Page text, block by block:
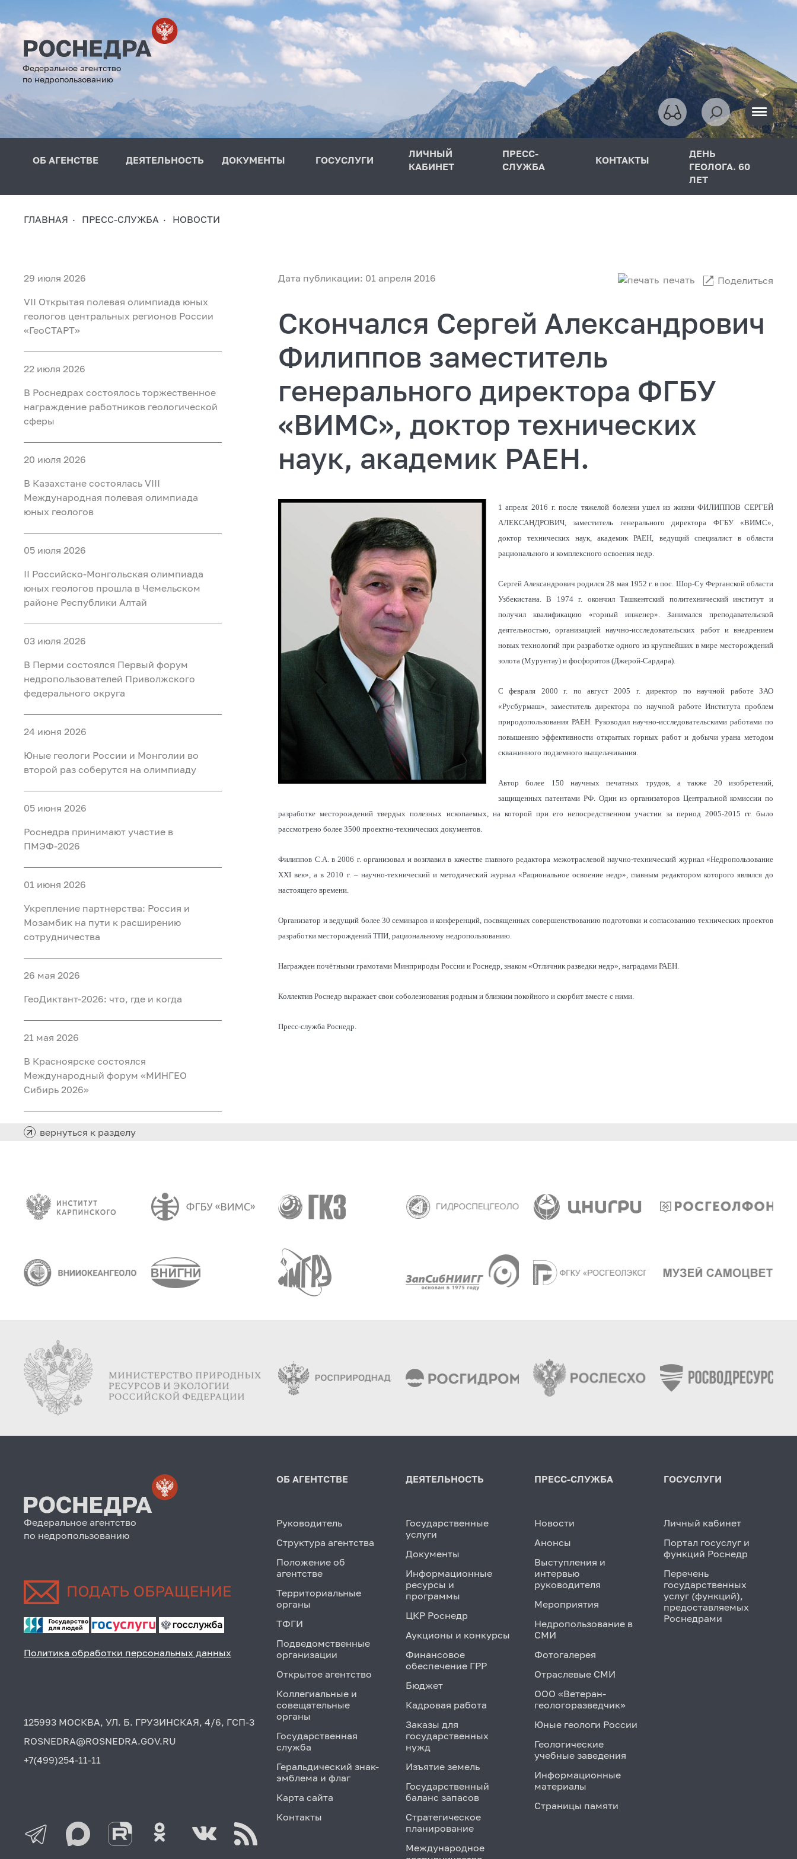
Федеральное агентство
по недропользованию
ОБ АГЕНСТВЕ ДЕЯТЕЛЬНОСТЬ ДОКУМЕНТЫ ГОСУСЛУГИ
ЛИЧНЫЙ
КАБИНЕТ
ПРЕСС-
СЛУЖБА
КОНТАКТЫ
ДЕНЬ
ГЕОЛОГА. 60
ЛЕТ
ГЛАВНАЯ ПРЕСС-СЛУЖБА НОВОСТИ
29 июля 2026
VII Открытая полевая олимпиада юных
геологов центральных регионов России
«ГеоСТАРТ»
22 июля 2026
В Роснедрах состоялось торжественное
награждение работников геологической
сферы
20 июля 2026
В Казахстане состоялась VIII
Международная полевая олимпиада
юных геологов
05 июля 2026
II Российско‑Монгольская олимпиада
юных геологов прошла в Чемельском
районе Республики Алтай
03 июля 2026
В Перми состоялся Первый форум
недропользователей Приволжского
федерального округа
24 июня 2026
Юные геологи России и Монголии во
второй раз соберутся на олимпиаду
05 июня 2026
Роснедра принимают участие в
ПМЭФ-2026
01 июня 2026
Укрепление партнерства: Россия и
Мозамбик на пути к расширению
сотрудничества
26 мая 2026
ГеоДиктант-2026: что, где и когда
21 мая 2026
В Красноярске состоялся
Международный форум «МИНГЕО
Сибирь 2026»
Дата публикации: 01 апреля 2016 печать Поделиться
Скончался Сергей Александрович
Филиппов заместитель
генерального директора ФГБУ
«ВИМС», доктор технических
наук, академик РАЕН.
1 апреля 2016 г. после тяжелой болезни ушел из жизни ФИЛИППОВ СЕРГЕЙ
АЛЕКСАНДРОВИЧ, заместитель генерального директора ФГБУ «ВИМС»,
доктор технических наук, академик РАЕН, ведущий специалист в области
рационального и комплексного освоения недр.
Сергей Александрович родился 28 мая 1952 г. в пос. Шор-Су Ферганской области
Узбекистана. В 1974 г. окончил Ташкентский политехнический институт и
получил квалификацию «горный инженер». Занимался преподавательской
деятельностью, организацией научно-исследовательских работ и внедрением
новых технологий при разработке одного из крупнейших в мире месторождений
золота (Мурунтау) и фосфоритов (Джерой-Сардара).
С февраля 2000 г. по август 2005 г. директор по научной работе ЗАО
«Русбурмаш», заместитель директора по научной работе Института проблем
природопользования РАЕН. Руководил научно-исследовательскими работами по
повышению эффективности открытых горных работ и добычи урана методом
скважинного подземного выщелачивания.
Автор более 150 научных печатных трудов, а также 20 изобретений,
защищенных патентами РФ. Один из организаторов Центральной комиссии по
разработке месторождений твердых полезных ископаемых, на которой при его непосредственном участии за период 2005-2015 гг. было
рассмотрено более 3500 проектно-технических документов.
Филиппов С.А. в 2006 г. организовал и возглавил в качестве главного редактора межотраслевой научно-технический журнал «Недропользование
ХХI век», а в 2010 г. – научно-технический и методический журнал «Рациональное освоение недр», главным редактором которого являлся до
настоящего времени.
Организатор и ведущий более 30 семинаров и конференций, посвященных совершенствованию подготовки и согласованию технических проектов
разработки месторождений ТПИ, рациональному недропользованию.
Награжден почётными грамотами Минприроды России и Роснедр, знаком «Отличник разведки недр», наградами РАЕН.
Коллектив Роснедр выражает свои соболезнования родным и близким покойного и скорбит вместе с ними.
Пресс-служба Роснедр.
вернуться к разделу
Федеральное агентство
по недропользованию
Политика обработки персональных данных
125993 МОСКВА, УЛ. Б. ГРУЗИНСКАЯ, 4/6, ГСП-3
ROSNEDRA@ROSNEDRA.GOV.RU
+7(499)254-11-11
ОБ АГЕНТСТВЕ
Руководитель
Структура агентства
Положение об
агентстве
Территориальные
органы
ТФГИ
Подведомственные
организации
Открытое агентство
Коллегиальные и
совещательные
органы
Государственная
служба
Геральдический знак-
эмблема и флаг
Карта сайта
Контакты
ДЕЯТЕЛЬНОСТЬ
Государственные
услуги
Документы
Информационные
ресурсы и
программы
ЦКР Роснедр
Аукционы и конкурсы
Финансовое
обеспечение ГРР
Бюджет
Кадровая работа
Заказы для
государственных
нужд
Изъятие земель
Государственный
баланс запасов
Стратегическое
планирование
Международное
ПРЕСС-СЛУЖБА
Новости
Анонсы
Выступления и
интервью
руководителя
Мероприятия
Недропользование в
СМИ
Фотогалерея
Отраслевые СМИ
ООО «Ветеран-
геологоразведчик»
Юные геологи России
Геологические
учебные заведения
Информационные
материалы
Страницы памяти
ГОСУСЛУГИ
Личный кабинет
Портал госуслуг и
функций Роснедр
Перечень
государственных
услуг (функций),
предоставляемых
Роснедрами